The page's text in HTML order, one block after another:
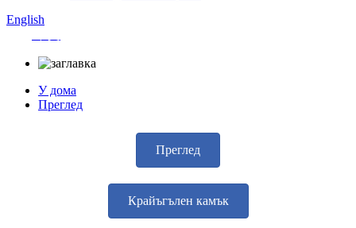
English
У дома
Преглед
Преглед
Крайъгълен камък